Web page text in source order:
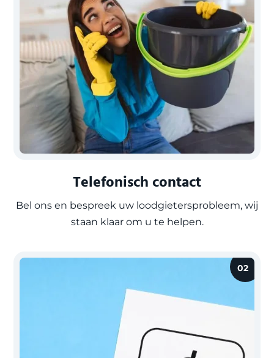
Telefonisch contact
Bel ons en bespreek uw loodgietersprobleem, wij
staan klaar om u te helpen.
02